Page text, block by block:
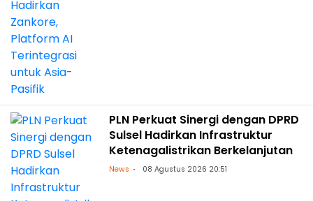
PLN Perkuat Sinergi dengan DPRD
Sulsel Hadirkan Infrastruktur
Ketenagalistrikan Berkelanjutan
News 08 Agustus 2026 20:51